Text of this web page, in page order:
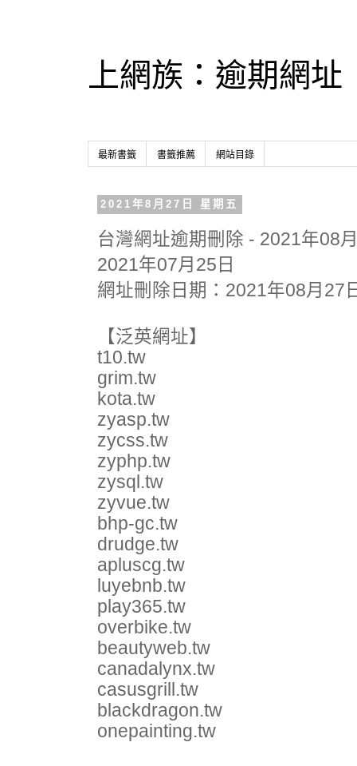
上網族：逾期網址
最新書籤 書籤推薦 網站目錄
2021年8月27日 星期五
台灣網址逾期刪除 - 2021年08
2021年07月25日
網址刪除日期：2021年08月27
【泛英網址】
t10.tw
grim.tw
kota.tw
zyasp.tw
zycss.tw
zyphp.tw
zysql.tw
zyvue.tw
bhp-gc.tw
drudge.tw
apluscg.tw
luyebnb.tw
play365.tw
overbike.tw
beautyweb.tw
canadalynx.tw
casusgrill.tw
blackdragon.tw
onepainting.tw